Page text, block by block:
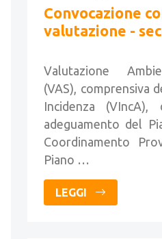
Convocazione
valutazione -
Valutazione
(VAS), comprensiva
Incidenza
adeguamento del
Coordinamento
Piano …
LEGGI